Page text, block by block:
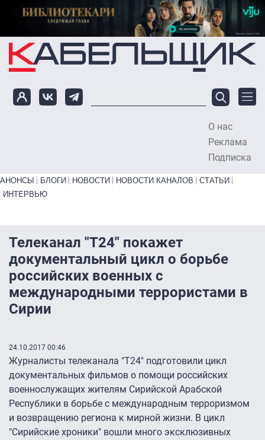
Перейти к основному содержанию
О нас
Реклама
Подписка
Primary links bottom
АНОНСЫ БЛОГИ НОВОСТИ НОВОСТИ КАНАЛОВ
СТАТЬИ
ИНТЕРВЬЮ
Телеканал "Т24" покажет
документальный цикл о борьбе
российских военных с
международными террористами в
Сирии
24.10.2017 00:46
Журналисты телеканала "Т24" подготовили цикл
документальных фильмов о помощи российских
военнослужащих жителям Сирийской Арабской
Республики в борьбе с международным терроризмом
и возвращению региона к мирной жизни. В цикл
"Сирийские хроники" вошли много эксклюзивных